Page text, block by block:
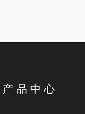
产 品 中 心